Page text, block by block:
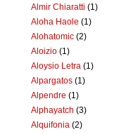
Almir Chiaratti (1)
Aloha Haole (1)
Alohatomic (2)
Aloizio (1)
Aloysio Letra (1)
Alpargatos (1)
Alpendre (1)
Alphayatch (3)
Alquifonia (2)